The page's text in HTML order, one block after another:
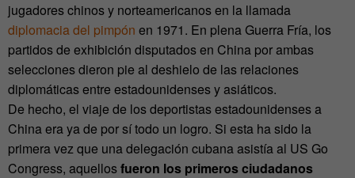
jugadores chinos y norteamericanos en la llamada
diplomacia del pimpón en 1971. En plena Guerra Fría, los
partidos de exhibición disputados en China por ambas
selecciones dieron pie al deshielo de las relaciones
diplomáticas entre estadounidenses y asiáticos.
De hecho, el viaje de los deportistas estadounidenses a
China era ya de por sí todo un logro. Si esta ha sido la
primera vez que una delegación cubana asistía al US Go
Congress, aquellosfueron los primeros ciudadanos